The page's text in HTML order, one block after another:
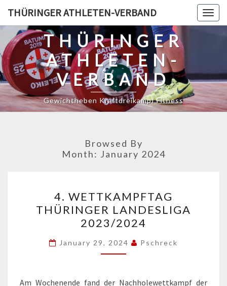
content
THÜRINGER ATHLETEN-VERBAND
THÜRINGER
ATHLETEN-
VERBAND
Gewichtheben Kraftdreikampf Fitness
Browsed By
Month: January 2024
WETTKAMPFTAG
THÜRINGER
LANDESLIGA
2023/2024
4. WETTKAMPFTAG
THÜRINGER LANDESLIGA
2023/2024
January 29, 2024 Pschreck
Am Wochenende fand der Nachholewettkampf der